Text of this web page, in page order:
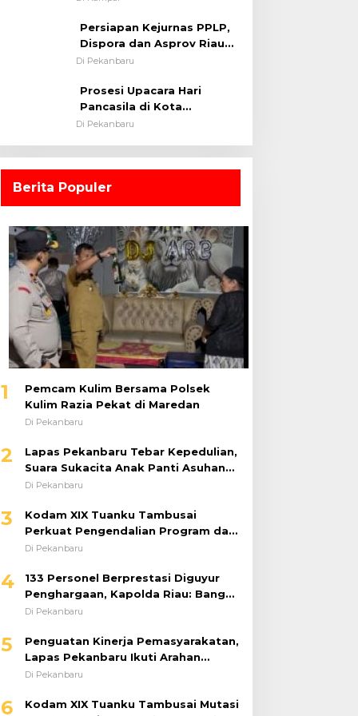
Persiapan Kejurnas PPLP,
Dispora dan Asprov Riau
Tinjau Kelayakan Rumput
Di Pekanbaru
Prosesi Upacara Hari
Pancasila di Kota
Pekanbaru Tetap Khidmat
Di Pekanbaru
Berita Populer
1
Pemcam Kulim Bersama Polsek
Kulim Razia Pekat di Maredan
Di Pekanbaru
2
Lapas Pekanbaru Tebar Kepedulian,
Suara Sukacita Anak Panti Asuhan
Kemuliaan Iringi Bantuan Sosial
Di Pekanbaru
3
Kodam XIX Tuanku Tambusai
Perkuat Pengendalian Program dan
Implementasi Doktrin TNI AD
Di Pekanbaru
4
133 Personel Berprestasi Diguyur
Penghargaan, Kapolda Riau: Bangun
Kepercayaan Publik dengan Karya
Di Pekanbaru
5
Penguatan Kinerja Pemasyarakatan,
Lapas Pekanbaru Ikuti Arahan
Dirjenpas Secara Virtual
Di Pekanbaru
6
Kodam XIX Tuanku Tambusai Mutasi